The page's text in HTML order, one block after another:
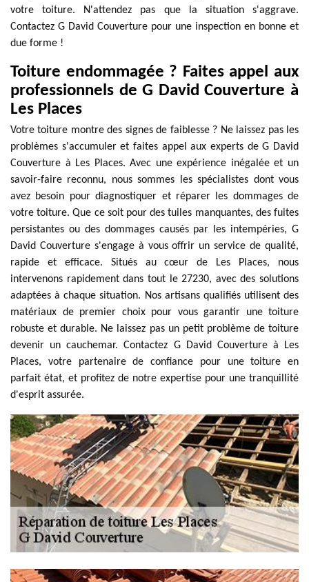
votre toiture. N'attendez pas que la situation s'aggrave.
Contactez G David Couverture pour une inspection en bonne et
due forme !
Toiture endommagée ? Faites appel aux
professionnels de G David Couverture à
Les Places
Votre toiture montre des signes de faiblesse ? Ne laissez pas les
problèmes s'accumuler et faites appel aux experts de G David
Couverture à Les Places. Avec une expérience inégalée et un
savoir-faire reconnu, nous sommes les spécialistes dont vous
avez besoin pour diagnostiquer et réparer les dommages de
votre toiture. Que ce soit pour des tuiles manquantes, des fuites
persistantes ou des dommages causés par les intempéries, G
David Couverture s'engage à vous offrir un service de qualité,
rapide et efficace. Situés au cœur de Les Places, nous
intervenons rapidement dans tout le 27230, avec des solutions
adaptées à chaque situation. Nos artisans qualifiés utilisent des
matériaux de premier choix pour vous garantir une toiture
robuste et durable. Ne laissez pas un petit problème de toiture
devenir un cauchemar. Contactez G David Couverture à Les
Places, votre partenaire de confiance pour une toiture en
parfait état, et profitez de notre expertise pour une tranquillité
d'esprit assurée.